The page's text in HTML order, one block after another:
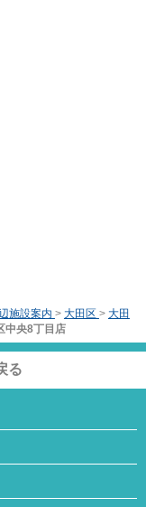
施設案内 > 大田区 > 大田
中央8丁目店
る